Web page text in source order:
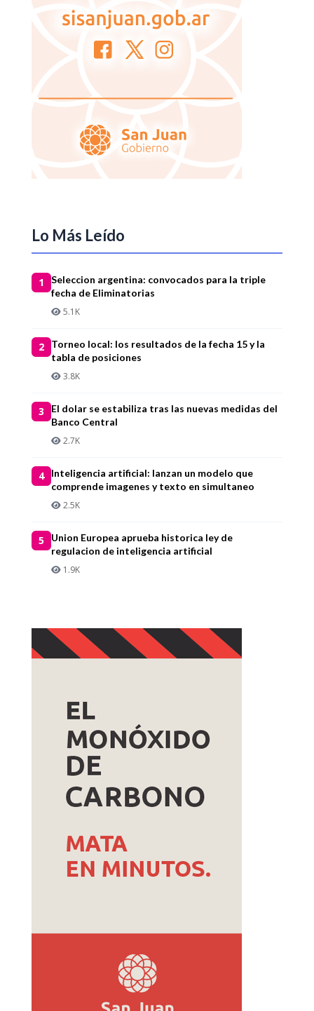
Lo Más Leído
1
Seleccion argentina: convocados para la triple
fecha de Eliminatorias
5.1K
2
Torneo local: los resultados de la fecha 15 y la
tabla de posiciones
3.8K
3
El dolar se estabiliza tras las nuevas medidas del
Banco Central
2.7K
4
Inteligencia artificial: lanzan un modelo que
comprende imagenes y texto en simultaneo
2.5K
5
Union Europea aprueba historica ley de
regulacion de inteligencia artificial
1.9K